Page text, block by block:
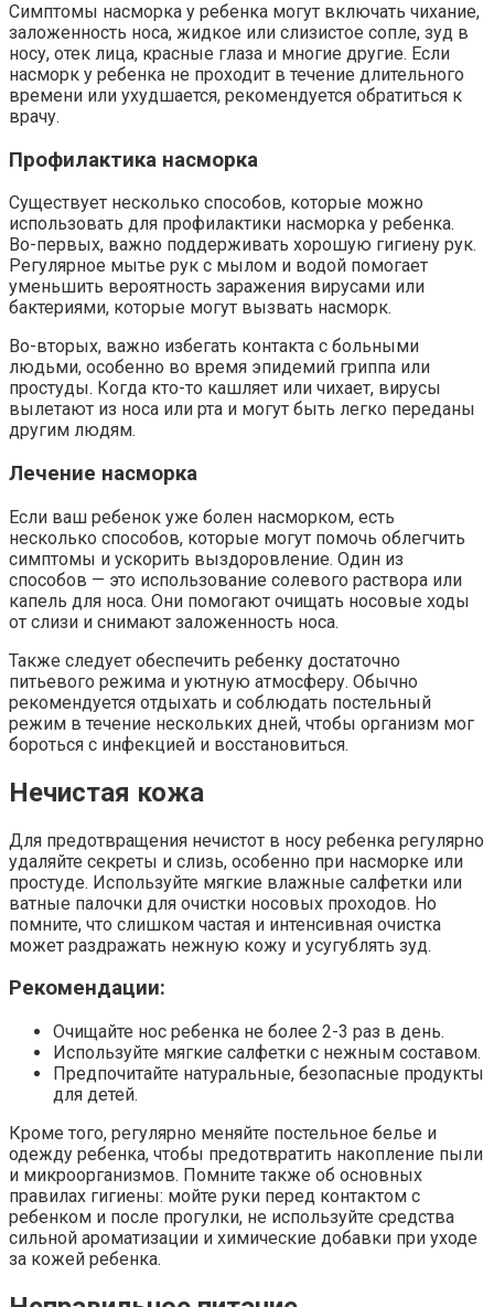
Симптомы насморка у ребенка могут включать чихание,
заложенность носа, жидкое или слизистое сопле, зуд в
носу, отек лица, красные глаза и многие другие. Если
насморк у ребенка не проходит в течение длительного
времени или ухудшается, рекомендуется обратиться к
врачу.
Профилактика насморка
Существует несколько способов, которые можно
использовать для профилактики насморка у ребенка.
Во-первых, важно поддерживать хорошую гигиену рук.
Регулярное мытье рук с мылом и водой помогает
уменьшить вероятность заражения вирусами или
бактериями, которые могут вызвать насморк.
Во-вторых, важно избегать контакта с больными
людьми, особенно во время эпидемий гриппа или
простуды. Когда кто-то кашляет или чихает, вирусы
вылетают из носа или рта и могут быть легко переданы
другим людям.
Лечение насморка
Если ваш ребенок уже болен насморком, есть
несколько способов, которые могут помочь облегчить
симптомы и ускорить выздоровление. Один из
способов — это использование солевого раствора или
капель для носа. Они помогают очищать носовые ходы
от слизи и снимают заложенность носа.
Также следует обеспечить ребенку достаточно
питьевого режима и уютную атмосферу. Обычно
рекомендуется отдыхать и соблюдать постельный
режим в течение нескольких дней, чтобы организм мог
бороться с инфекцией и восстановиться.
Нечистая кожа
Для предотвращения нечистот в носу ребенка регулярно
удаляйте секреты и слизь, особенно при насморке или
простуде. Используйте мягкие влажные салфетки или
ватные палочки для очистки носовых проходов. Но
помните, что слишком частая и интенсивная очистка
может раздражать нежную кожу и усугублять зуд.
Рекомендации:
Очищайте нос ребенка не более 2-3 раз в день.
Используйте мягкие салфетки с нежным составом.
Предпочитайте натуральные, безопасные продукты
для детей.
Кроме того, регулярно меняйте постельное белье и
одежду ребенка, чтобы предотвратить накопление пыли
и микроорганизмов. Помните также об основных
правилах гигиены: мойте руки перед контактом с
ребенком и после прогулки, не используйте средства
сильной ароматизации и химические добавки при уходе
за кожей ребенка.